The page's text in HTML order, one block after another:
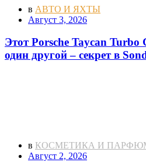
в АВТО И ЯХТЫ
Август 3, 2026
Этот Porsche Taycan
один другой – секрет в
в КОСМЕТИКА И
Август 2, 2026